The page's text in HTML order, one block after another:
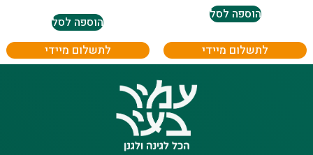
הוספה לסל
לתשלום מיידי
הוספה לסל
לתשלום מיידי